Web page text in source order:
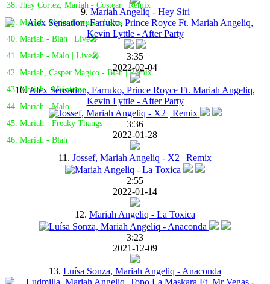
38. Jhay Cortez, Mariah - Costear | Remix
39. Mariah, Myke Towers - Celos
40. Mariah - Blah | Live🎤
41. Mariah - Malo | Live🎤
42. Mariah, Casper Magico - Blah | Remix
43. Mariah - Miénteme
44. Mariah - Malo
45. Mariah - Freaky Thangs
46. Mariah - Blah
9. Mariah Angeliq - Hey Siri
3:35
2022-02-04
10.Alex Sensation, Farruko, Prince Royce Ft. Mariah Angeliq,
Kevin Lyttle - After Party
3:36
2022-01-28
11. Jossef, Mariah Angeliq - X2 | Remix
2:55
2022-01-14
12. Mariah Angeliq - La Toxica
3:23
2021-12-09
13. Luísa Sonza, Mariah Angeliq - Anaconda